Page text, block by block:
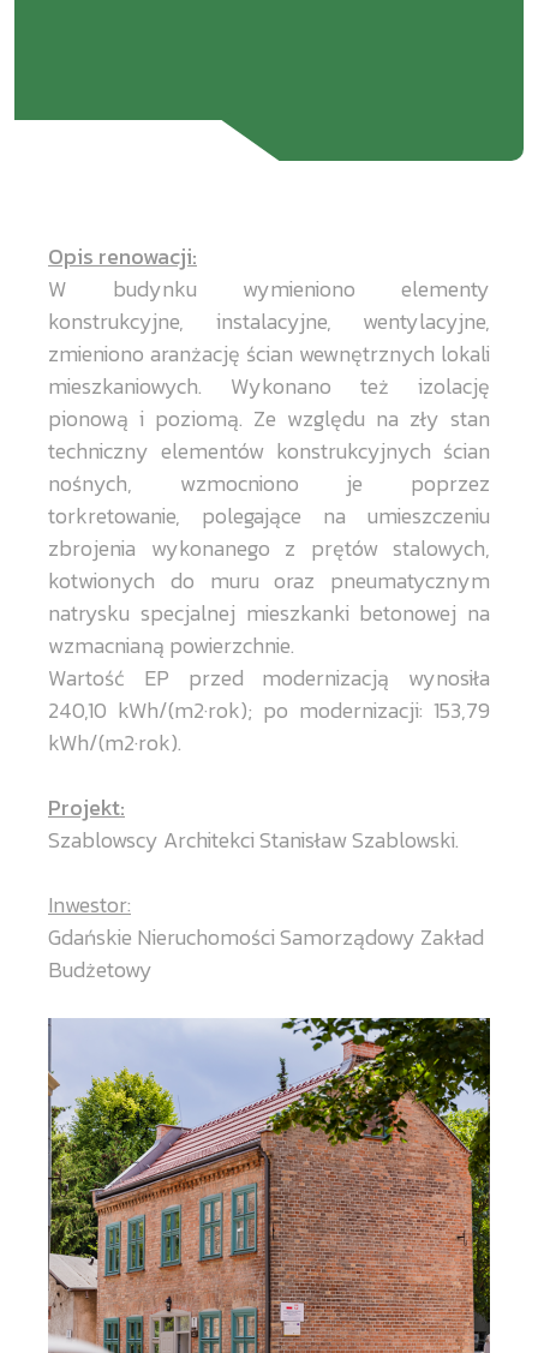
Opis renowacji:
W budynku wymieniono elementy
konstrukcyjne, instalacyjne, wentylacyjne,
zmieniono aranżację ścian wewnętrznych lokali
mieszkaniowych. Wykonano też izolację
pionową i poziomą. Ze względu na zły stan
techniczny elementów konstrukcyjnych ścian
nośnych, wzmocniono je poprzez
torkretowanie, polegające na umieszczeniu
zbrojenia wykonanego z prętów stalowych,
kotwionych do muru oraz pneumatycznym
natrysku specjalnej mieszkanki betonowej na
wzmacnianą powierzchnie.
Wartość EP przed modernizacją wynosiła
240,10 kWh/(m2·rok); po modernizacji: 153,79
kWh/(m2·rok).
Projekt:
Szablowscy Architekci Stanisław Szablowski.
Inwestor:
Gdańskie Nieruchomości Samorządowy Zakład
Budżetowy